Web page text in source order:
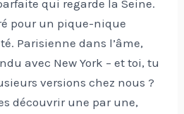
qui regarde la Seine.
pour un pique-nique
Parisienne dans l’âme,
avec New York – et toi, tu
versions chez nous ?
découvrir une par une,